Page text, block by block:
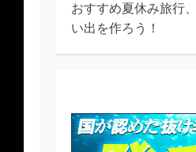
おすすめ夏休み旅行
い出を作ろう！